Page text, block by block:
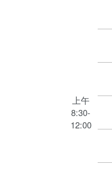
上午
8:30-
12:00